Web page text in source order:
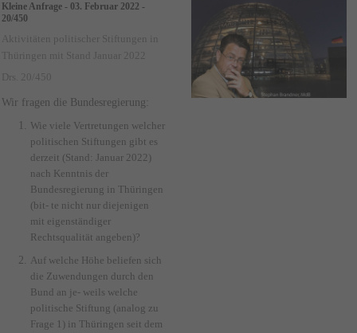
Kleine Anfrage - 03. Februar 2022 -
20/450
Aktivitäten politischer Stiftungen in
Thüringen mit Stand Januar 2022
Drs. 20/450
Wir fragen die Bundesregierung:
Wie viele Vertretungen welcher
politischen Stiftungen gibt es
derzeit (Stand: Januar 2022)
nach Kenntnis der
Bundesregierung in Thüringen
(bit- te nicht nur diejenigen
mit eigenständiger
Rechtsqualität angeben)?
Auf welche Höhe beliefen sich
die Zuwendungen durch den
Bund an je- weils welche
politische Stiftung (analog zu
Frage 1) in Thüringen seit dem